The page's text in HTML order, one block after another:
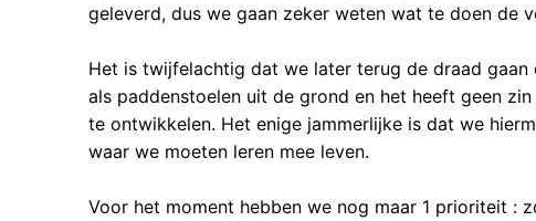
geleverd, dus we gaan zeker weten wat te doen de
Het is twijfelachtig dat we later terug de draad
als paddenstoelen uit de grond en het heeft geen
te ontwikkelen. Het enige jammerlijke is dat we
waar we moeten leren mee leven.
Voor het moment hebben we nog maar 1 prioriteit :